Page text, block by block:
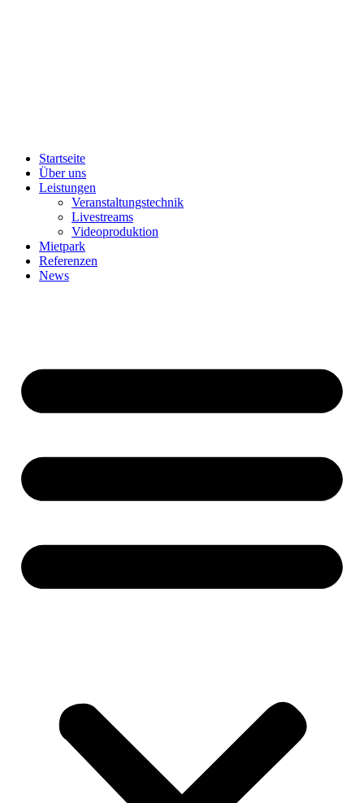
Startseite
Über uns
Leistungen
Veranstaltungstechnik
Livestreams
Videoproduktion
Mietpark
Referenzen
News